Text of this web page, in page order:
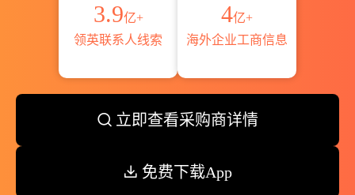
3.9亿+
领英联系人线索
4亿+
海外企业工商信息
立即查看采购商详情
免费下载App